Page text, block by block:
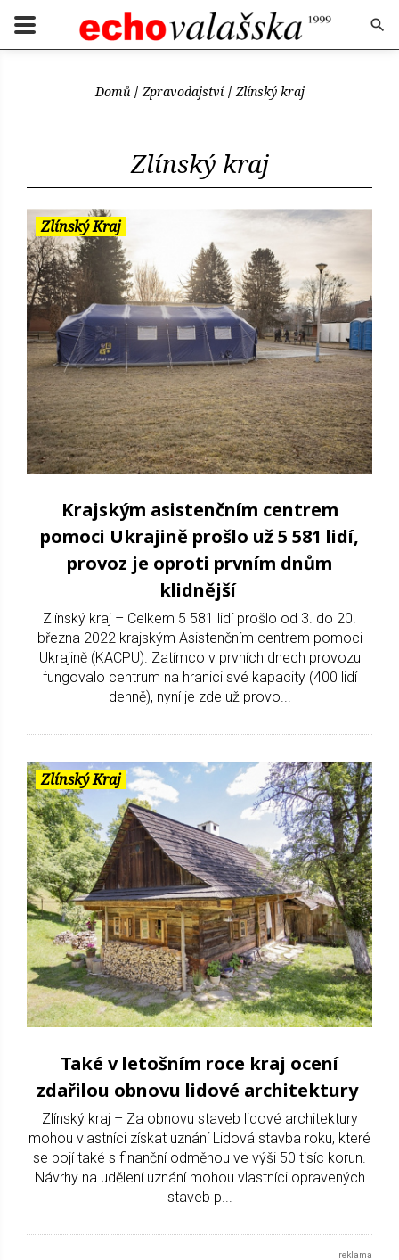
Domů Zpravodajství Zlínský kraj
Zlínský kraj
Zlínský Kraj
Krajským asistenčním centrem
pomoci Ukrajině prošlo už 5 581 lidí,
provoz je oproti prvním dnům
klidnější
Zlínský kraj – Celkem 5 581 lidí prošlo od 3. do 20.
března 2022 krajským Asistenčním centrem pomoci
Ukrajině (KACPU). Zatímco v prvních dnech provozu
fungovalo centrum na hranici své kapacity (400 lidí
denně), nyní je zde už provo...
Zlínský Kraj
Také v letošním roce kraj ocení
zdařilou obnovu lidové architektury
Zlínský kraj – Za obnovu staveb lidové architektury
mohou vlastníci získat uznání Lidová stavba roku, které
se pojí také s finanční odměnou ve výši 50 tisíc korun.
Návrhy na udělení uznání mohou vlastníci opravených
staveb p...